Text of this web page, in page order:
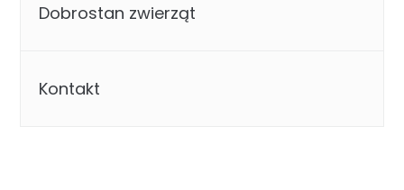
Dobrostan zwierząt
Kontakt